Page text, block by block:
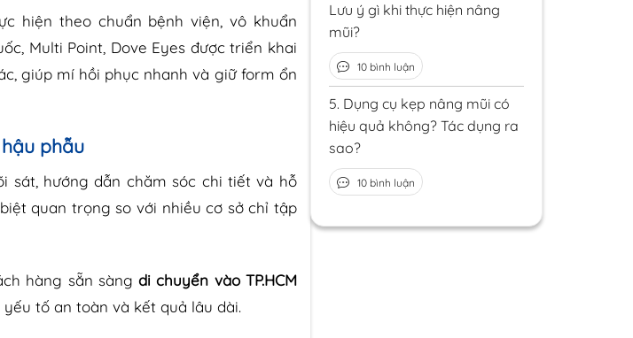
hiện theo chuẩn bệnh viện, vô khuẩn
Multi Point, Dove Eyes được triển khai
giúp mí hồi phục nhanh và giữ form ổn
phẫu
sát, hướng dẫn chăm sóc chi tiết và hỗ
quan trọng so với nhiều cơ sở chỉ tập
hàng sẵn sàngdi chuyển vào TP.HCM
tố an toàn và kết quả lâu dài.
Lưu ý gì khi thực hiện nâng
mũi?
10 bình luận
5. Dụng cụ kẹp nâng mũi có
hiệu quả không? Tác dụng ra
sao?
10 bình luận